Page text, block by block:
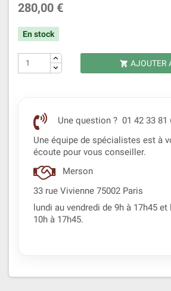
280,00 €
En stock
 AJOUTER
Une question ? 01 42 33 81
Une équipe de spécialistes est à
écoute pour vous conseiller.
Merson
33 rue Vivienne 75002 Paris
lundi au vendredi de 9h à 17h45
10h à 17h45.